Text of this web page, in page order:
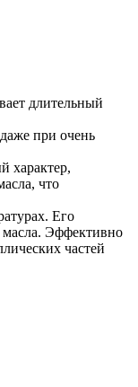
длительный
при очень
характер,
что
Его
масла. Эффективно
частей